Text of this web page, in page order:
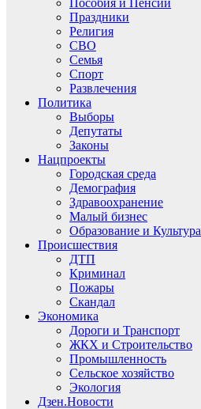
Пособия и Пенсии
Праздники
Религия
СВО
Семья
Спорт
Развлечения
Политика
Выборы
Депутаты
Законы
Нацпроекты
Городская среда
Демография
Здравоохранение
Малый бизнес
Образование и Культура
Происшествия
ДТП
Криминал
Пожары
Скандал
Экономика
Дороги и Транспорт
ЖКХ и Строительство
Промышленность
Сельское хозяйство
Экология
Дзен.Новости